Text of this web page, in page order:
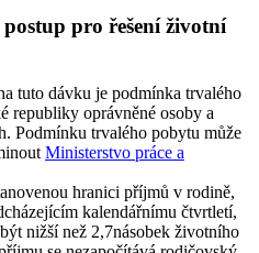
pro řešení životní
tuto dávku je podmínka trvalého
republiky oprávněné osoby a
Podmínku trvalého pobytu může
Ministerstvo práce a
hranici příjmů v rodině,
kalendářnímu čtvrtletí,
nižší než 2,7násobek životního